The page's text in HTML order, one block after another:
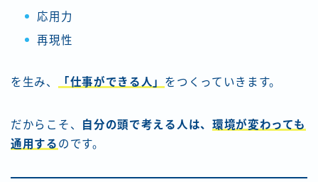
応用力
再現性
を生み、 「仕事ができる人」 をつくっていきます。
だからこそ、 自分の頭で考える人は、 環境が変わっても
通用する のです。